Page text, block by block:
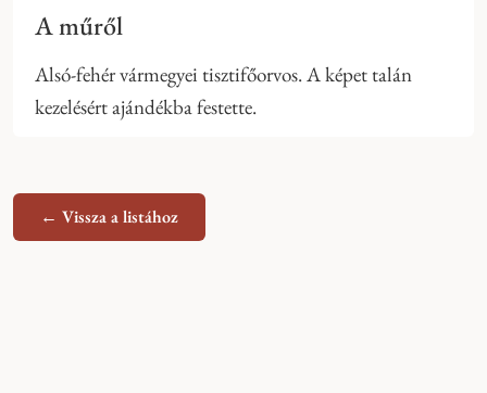
A műről
Alsó-fehér vármegyei tisztifőorvos. A képet talán
kezelésért ajándékba festette.
← Vissza a listához